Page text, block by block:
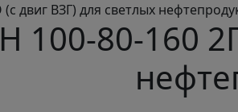
двиг ВЗГ) для светлых
100-80-160